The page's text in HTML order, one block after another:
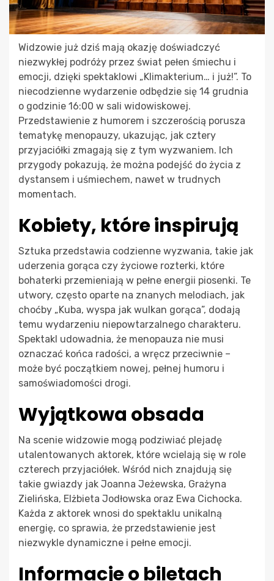
Widzowie już dziś mają okazję doświadczyć
niezwykłej podróży przez świat pełen śmiechu i
emocji, dzięki spektaklowi „Klimakterium… i już!”. To
niecodzienne wydarzenie odbędzie się 14 grudnia
o godzinie 16:00 w sali widowiskowej.
Przedstawienie z humorem i szczerością porusza
tematykę menopauzy, ukazując, jak cztery
przyjaciółki zmagają się z tym wyzwaniem. Ich
przygody pokazują, że można podejść do życia z
dystansem i uśmiechem, nawet w trudnych
momentach.
Kobiety, które inspirują
Sztuka przedstawia codzienne wyzwania, takie jak
uderzenia gorąca czy życiowe rozterki, które
bohaterki przemieniają w pełne energii piosenki. Te
utwory, często oparte na znanych melodiach, jak
choćby „Kuba, wyspa jak wulkan gorąca”, dodają
temu wydarzeniu niepowtarzalnego charakteru.
Spektakl udowadnia, że menopauza nie musi
oznaczać końca radości, a wręcz przeciwnie –
może być początkiem nowej, pełnej humoru i
samoświadomości drogi.
Wyjątkowa obsada
Na scenie widzowie mogą podziwiać plejadę
utalentowanych aktorek, które wcielają się w role
czterech przyjaciółek. Wśród nich znajdują się
takie gwiazdy jak Joanna Jeżewska, Grażyna
Zielińska, Elżbieta Jodłowska oraz Ewa Cichocka.
Każda z aktorek wnosi do spektaklu unikalną
energię, co sprawia, że przedstawienie jest
niezwykle dynamiczne i pełne emocji.
Informacje o biletach